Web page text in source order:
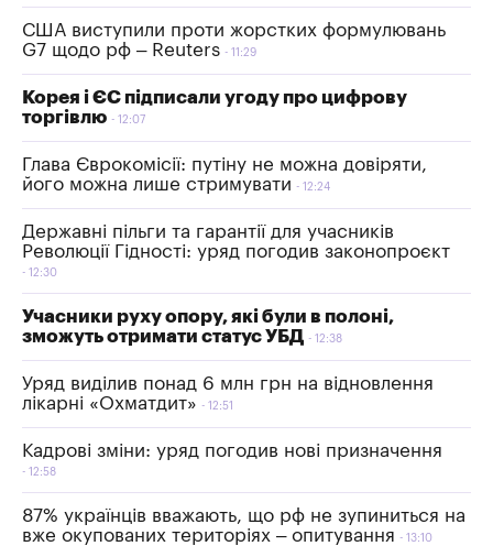
США виступили проти жорстких формулювань
G7 щодо рф – Reuters
11:29
Корея і ЄС підписали угоду про цифрову
торгівлю
12:07
Глава Єврокомісії: путіну не можна довіряти,
його можна лише стримувати
12:24
Державні пільги та гарантії для учасників
Революції Гідності: уряд погодив законопроєкт
12:30
Учасники руху опору, які були в полоні,
зможуть отримати статус УБД
12:38
Уряд виділив понад 6 млн грн на відновлення
лікарні «Охматдит»
12:51
Кадрові зміни: уряд погодив нові призначення
12:58
87% українців вважають, що рф не зупиниться на
вже окупованих територіях – опитування
13:10